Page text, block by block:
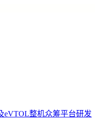
eVTOL整机众筹平台研发